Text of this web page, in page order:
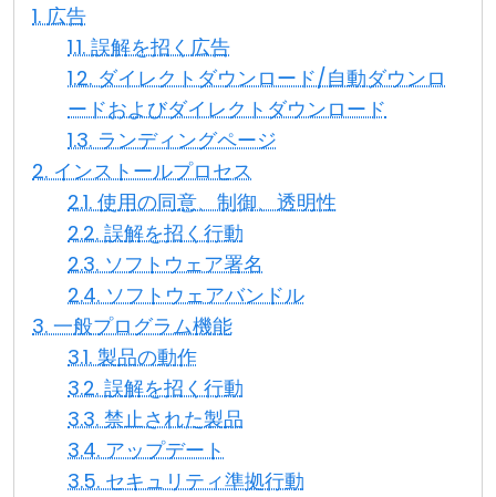
1. 広告
1.1. 誤解を招く広告
1.2. ダイレクトダウンロード/自動ダウンロ
ードおよびダイレクトダウンロード
1.3. ランディングページ
2. インストールプロセス
2.1. 使用の同意、制御、透明性
2.2. 誤解を招く行動
2.3. ソフトウェア署名
2.4. ソフトウェアバンドル
3. 一般プログラム機能
3.1. 製品の動作
3.2. 誤解を招く行動
3.3. 禁止された製品
3.4. アップデート
3.5. セキュリティ準拠行動
クラウド＆オンプレミス